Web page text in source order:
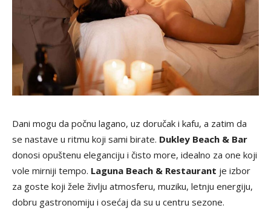
Dani mogu da počnu lagano, uz doručak i kafu, a zatim da
se nastave u ritmu koji sami birate. Dukley Beach & Bar
donosi opuštenu eleganciju i čisto more, idealno za one koji
vole mirniji tempo. Laguna Beach & Restaurant je izbor
za goste koji žele življu atmosferu, muziku, letnju energiju,
dobru gastronomiju i osećaj da su u centru sezone.